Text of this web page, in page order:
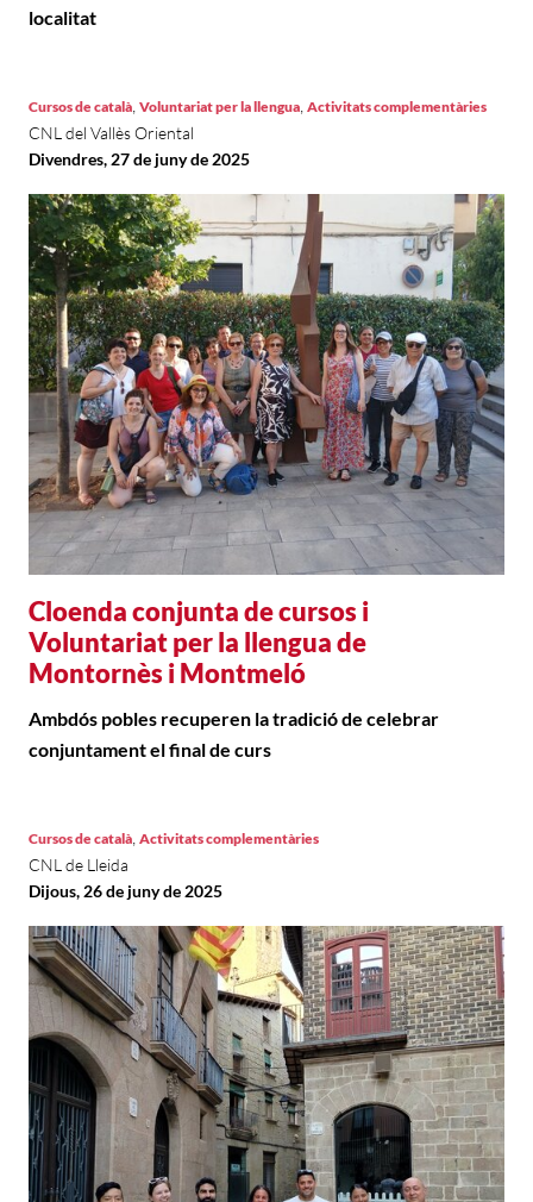
localitat
Cloenda conjunta de cursos i
Voluntariat per la llengua de
Montornès i Montmeló
Cursos de català, Voluntariat per la llengua, Activitats complementàries
CNL del Vallès Oriental
Divendres, 27 de juny de 2025
Ambdós pobles recuperen la tradició de celebrar
conjuntament el final de curs
Cursos de català, Activitats complementàries
CNL de Lleida
Dijous, 26 de juny de 2025